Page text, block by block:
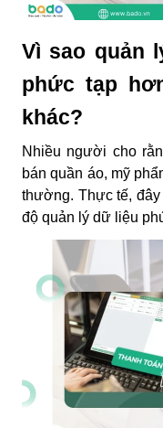
Vì sao quản
phức tạp
khác?
Nhiều người cho
bán quần áo, mỹ
thường. Thực tế,
độ quản lý dữ liệu